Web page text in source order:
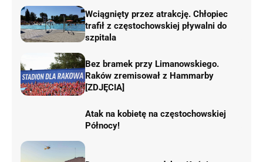
Wciągnięty przez atrakcję. Chłopiec
trafił z częstochowskiej pływalni do
szpitala
Bez bramek przy Limanowskiego.
Raków zremisował z Hammarby
[ZDJĘCIA]
Atak na kobietę na częstochowskiej
Północy!